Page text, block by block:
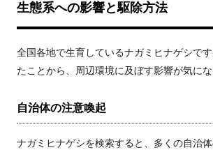
生態系への影響と駆除方法
全国各地で生育しているナガミヒナゲシで
たことから、周辺環境に及ぼす影響が気にな
自治体の注意喚起
ナガミヒナゲシを検索すると、多くの自治